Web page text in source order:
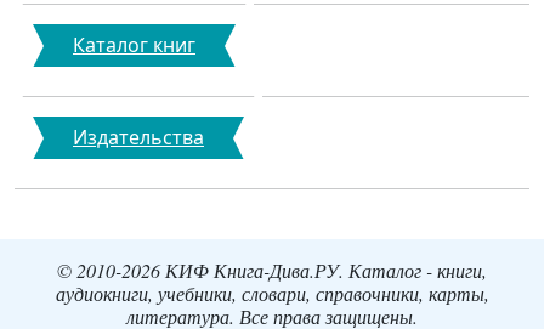
Каталог книг
Издательства
© 2010-2026 КИФ Книга-Дива.РУ. Каталог - книги,
аудиокниги, учебники, словари, справочники, карты,
литература. Все права защищены.